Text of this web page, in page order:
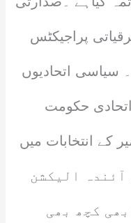
پراجیکٹس
سیاسی اتحادیوں
حکومت
کے انتخابات میں
ہے، آئندہ الیکشن
کچھ بھی